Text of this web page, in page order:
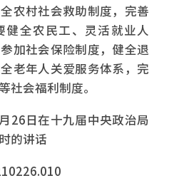
农村社会救助制度，完善
健全农民工、灵活就业人
加社会保险制度，健全退
老年人关爱服务体系，完
社会福利制度。
26日在十九届中央政治局
的讲话